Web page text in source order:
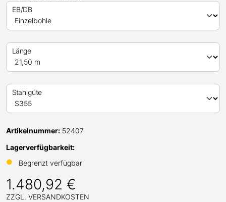
EB/DB
Länge
Stahlgüte
Artikelnummer: 52407
Lagerverfügbarkeit:
●
Begrenzt verfügbar
1.480,92 €
ZZGL. VERSANDKOSTEN